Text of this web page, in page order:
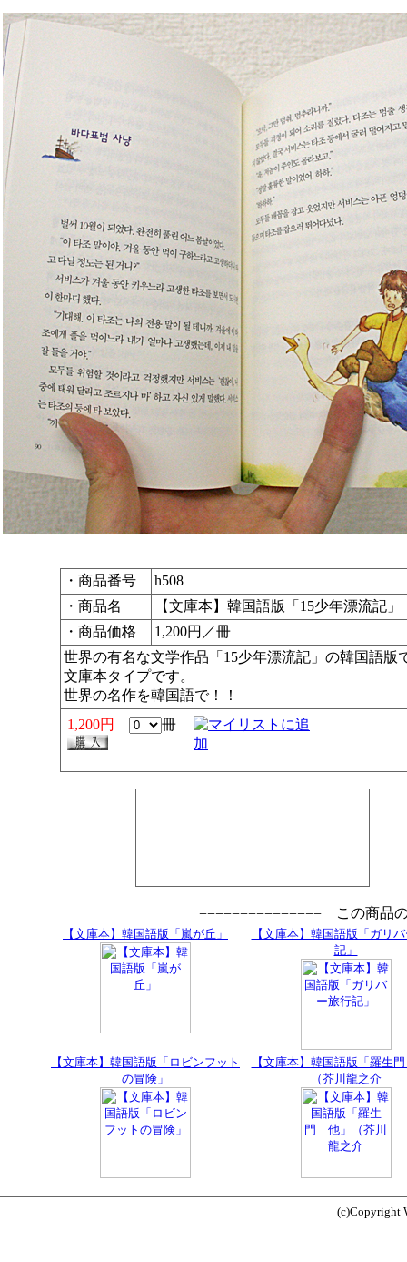
・商品番号
h508
・商品名
【文庫本】韓国語版「15少年漂流記」
・商品価格
1,200円／冊
世界の有名な文学作品「15少年漂流記」の韓国語版
文庫本タイプです。
世界の名作を韓国語で！！
1,200円
冊
=============== この商品
【文庫本】韓国語版「嵐が丘」
【文庫本】韓国語版「ガリ
記」
【文庫本】韓国語版「ロビンフット
の冒険」
【文庫本】韓国語版「羅生
（芥川龍之介
(c)Copyright